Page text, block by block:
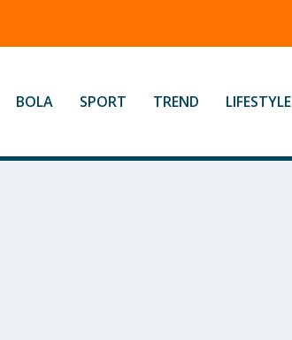
BOLA SPORT TREND LIFESTYLE